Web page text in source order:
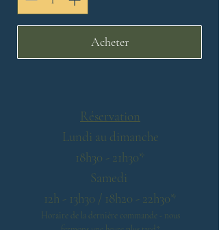
Acheter
Réservation
Lundi au dimanche
18h30 - 21h30*
Samedi
12h - 13h30 / 18h20 - 22h30*
Horaire de la dernière commande - nous